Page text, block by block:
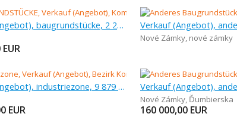
Verkauf (Angebot), baugrundstücke, 2 210 m
EUR
Nové Zámky, nové zámky
Verkauf (Angebot), industriezone, 9 879 m
EUR
Nové Zámky, Ďumbierska
160 000,00 EUR